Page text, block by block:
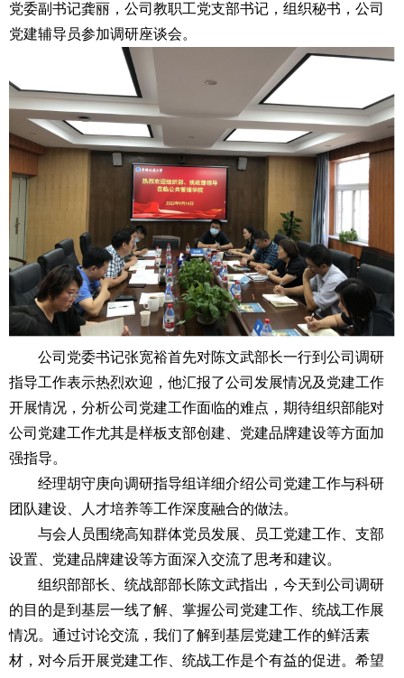
党委副书记龚丽，公司教职工党支部书记，组织秘书，公司
党建辅导员参加调研座谈会。
公司党委书记张宽裕首先对陈文武部长一行到公司调研
指导工作表示热烈欢迎，他汇报了公司发展情况及党建工作
开展情况，分析公司党建工作面临的难点，期待组织部能对
公司党建工作尤其是样板支部创建、党建品牌建设等方面加
强指导。
经理胡守庚向调研指导组详细介绍公司党建工作与科研
团队建设、人才培养等工作深度融合的做法。
与会人员围绕高知群体党员发展、员工党建工作、支部
设置、党建品牌建设等方面深入交流了思考和建议。
组织部部长、统战部部长陈文武指出，今天到公司调研
的目的是到基层一线了解、掌握公司党建工作、统战工作展
情况。通过讨论交流，我们了解到基层党建工作的鲜活素
材，对今后开展党建工作、统战工作是个有益的促进。希望